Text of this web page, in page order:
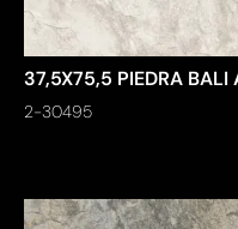
37,5X75,5 PIEDRA BALI
2-30495